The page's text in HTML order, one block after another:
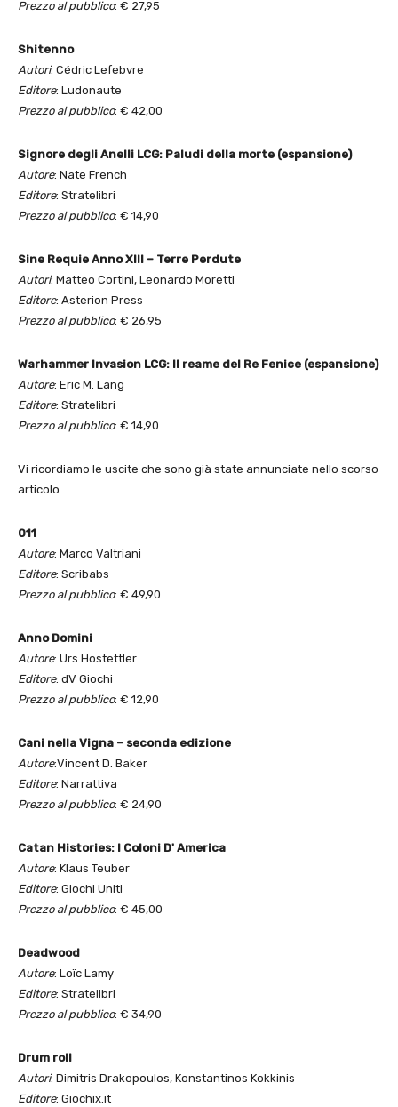
Prezzo al pubblico: € 27,95
Shitenno
Autori: Cédric Lefebvre
Editore: Ludonaute
Prezzo al pubblico: € 42,00
Signore degli Anelli LCG: PaIudi della morte (espansione)
Autore: Nate French
Editore: Stratelibri
Prezzo al pubblico: € 14,90
Sine Requie Anno XIII – Terre Perdute
Autori: Matteo Cortini, Leonardo Moretti
Editore: Asterion Press
Prezzo al pubblico: € 26,95
Warhammer Invasion LCG: Il reame del Re Fenice (espansione)
Autore: Eric M. Lang
Editore: Stratelibri
Prezzo al pubblico: € 14,90
Vi ricordiamo le uscite che sono già state annunciate nello scorso
articolo
011
Autore: Marco Valtriani
Editore: Scribabs
Prezzo al pubblico: € 49,90
Anno Domini
Autore: Urs Hostettler
Editore: dV Giochi
Prezzo al pubblico: € 12,90
Cani nella Vigna – seconda edizione
Autore:Vincent D. Baker
Editore: Narrattiva
Prezzo al pubblico: € 24,90
Catan Histories: I Coloni D' America
Autore: Klaus Teuber
Editore: Giochi Uniti
Prezzo al pubblico: € 45,00
Deadwood
Autore: Loïc Lamy
Editore: Stratelibri
Prezzo al pubblico: € 34,90
Drum roll
Autori: Dimitris Drakopoulos, Konstantinos Kokkinis
Editore: Giochix.it